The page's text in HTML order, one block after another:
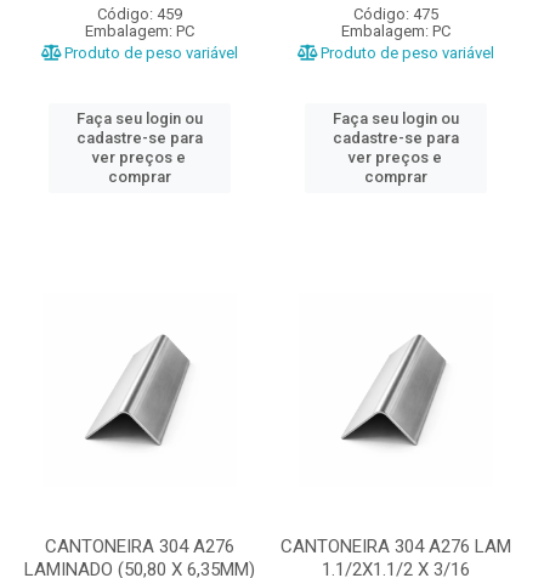
Código: 459
Embalagem: PC
Produto de peso variável
Faça seu login ou
cadastre-se para
ver preços e
comprar
Código: 475
Embalagem: PC
Produto de peso variável
Faça seu login ou
cadastre-se para
ver preços e
comprar
CANTONEIRA 304 A276
LAMINADO (50,80 X 6,35MM)
CANTONEIRA 304 A276 LAM
1.1/2X1.1/2 X 3/16